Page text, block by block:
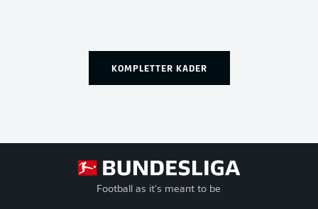
KOMPLETTER KADER
Football as it's meant to be